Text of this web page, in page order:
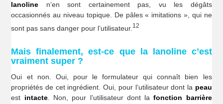
lanoline n’en sont certainement pas, vu les dégâts
occasionnés au niveau topique. De pâles « imitations », qui ne
sont pas sans danger pour l’utilisateur. 12
Mais finalement, est-ce que la lanoline c’est
vraiment super ?
Oui et non. Oui, pour le formulateur qui connaît bien les
propriétés de cet ingrédient. Oui, pour l’utilisateur dont la peau
est intacte. Non, pour l’utilisateur dont lafonction barrière